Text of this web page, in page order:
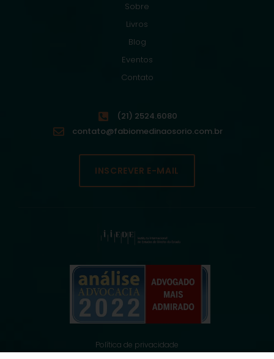
Sobre
Livros
Blog
Eventos
Contato
(21) 2524.6080
contato@fabiomedinaosorio.com.br
INSCREVER E-MAIL
Política de privacidade